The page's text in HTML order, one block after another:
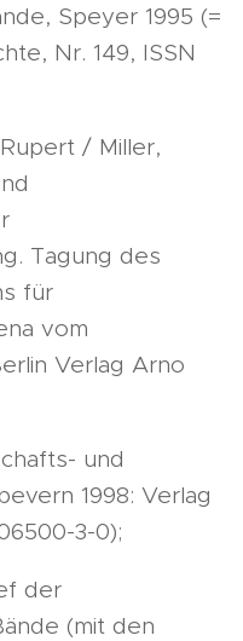
Speyer 1995 (=
Nr. 149, ISSN
/ Miller,
Tagung des
für
vom
Verlag Arno
und
1998: Verlag
3-0);
der
(mit den